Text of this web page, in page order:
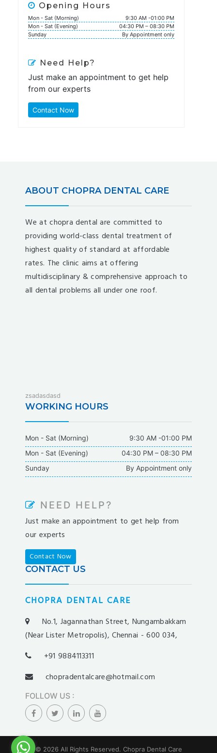
Opening Hours
Mon - Sat (Morning)
9:30 AM -01:00 PM
Mon - Sat (Evening)
04:30 PM – 08:30 PM
Sunday
By Appointment only
Need Help?
Just make an appointment to get help
from our experts
Contact Now
ABOUT CHOPRA DENTAL CARE
We at chopra dental are committed to
providing world-class dental treatment of
highest quality of standard at affordable
rates. The clinic aims at offering
multidisciplinary & comprehensive approach to
all dental problems all under one roof.
dodobet
oldcasino
casipol
barbibet
nesilbet
pradabet
ligobet
betebet
pumabet
yakabet
betovis
süratbet
milosbet
benimbahis
turboslot
betwild
alobet
slotbar
zsadasdasd
WORKING HOURS
Mon - Sat (Morning)
9:30 AM -01:00 PM
Mon - Sat (Evening)
04:30 PM – 08:30 PM
Sunday
By Appointment only
NEED HELP?
Just make an appointment to get help from
our experts
Contact Now
CONTACT US
CHOPRA DENTAL CARE
No.1, Jagannathan Street, Nungambakkam
(Near Lister Metropolis), Chennai - 600 034,
+91 9884113311
chopradentalcare@hotmail.com
FOLLOW US :
© 2026 All Rights Reserved. Chopra Dental Care